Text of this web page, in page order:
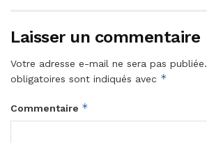
Laisser un commentaire
Votre adresse e-mail ne sera pas publiée.
obligatoires sont indiqués avec *
Commentaire *